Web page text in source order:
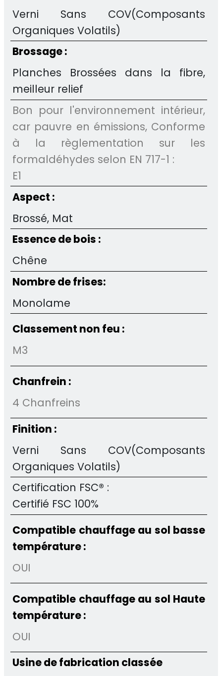
Verni Sans COV(Composants
Organiques Volatils)
Brossage :
Planches Brossées dans la fibre,
meilleur relief
Bon pour l'environnement intérieur,
car pauvre en émissions, Conforme
à la règlementation sur les
formaldéhydes selon EN 717-1 :
E1
Aspect :
Brossé, Mat
Essence de bois :
Chêne
Nombre de frises:
Monolame
Classement non feu :
M3
Chanfrein :
4 Chanfreins
Finition :
Verni Sans COV(Composants
Organiques Volatils)
Certification FSC® :
Certifié FSC 100%
Compatible chauffage au sol basse
température :
OUI
Compatible chauffage au sol Haute
température :
OUI
Usine de fabrication classée